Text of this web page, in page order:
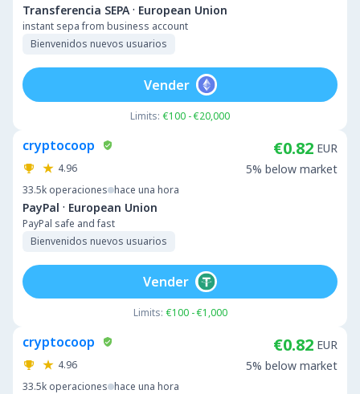
Transferencia SEPA · European Union
instant sepa from business account
Bienvenidos nuevos usuarios
Limits: €100 - €20,000
Vender
cryptocoop
4.96
33.5k operaciones hace una hora
PayPal · European Union
PayPal safe and fast
Bienvenidos nuevos usuarios
€0.82 EUR
5% below market
Limits: €100 - €1,000
Vender
cryptocoop
4.96
33.5k operaciones hace una hora
€0.82 EUR
5% below market